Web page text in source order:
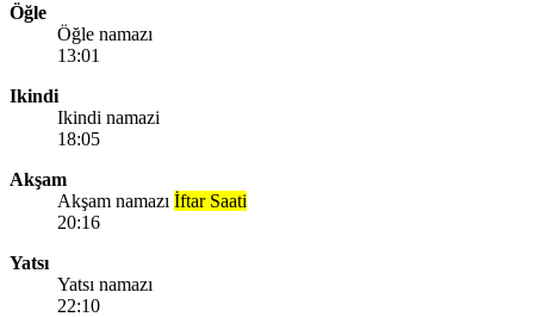
Öğle
Öğle namazı
13:01
Ikindi
Ikindi namazi
18:05
Akşam
Akşam namazı İftar Saati
20:16
Yatsı
Yatsı namazı
22:10